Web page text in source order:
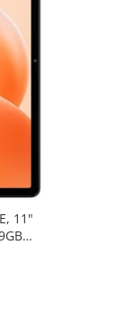
11"